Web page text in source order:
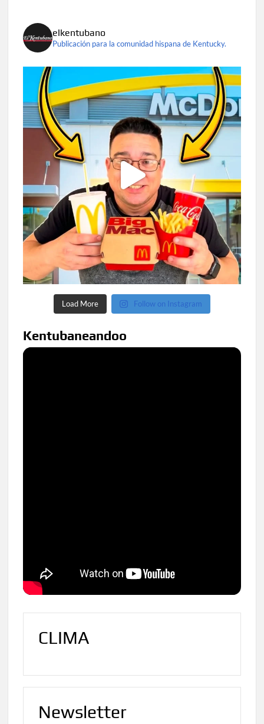
elkentubano
Publicación para la comunidad hispana de Kentucky.
Load More Follow on Instagram
Kentubaneandoo
CLIMA
Newsletter